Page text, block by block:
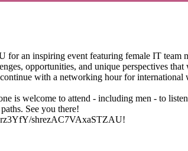
an inspiring event featuring female IT
opportunities, and unique perspectives
with a networking hour for
is welcome to attend - including men - to
See you there!
shrezAC7VAxaSTZAU!